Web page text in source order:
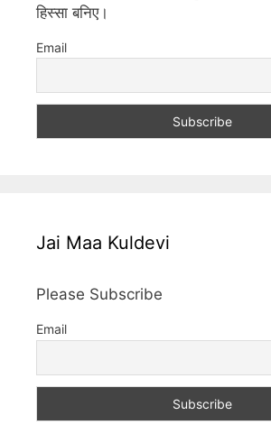
हिस्सा बनिए।
Email
Jai Maa Kuldevi
Please Subscribe
Email